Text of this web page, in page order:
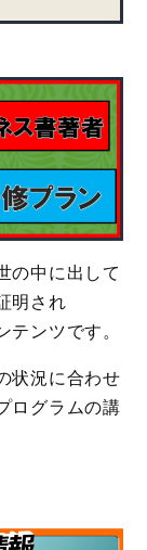
の中に出して
明され
テンツです。
状況に合わせ
ログラムの講